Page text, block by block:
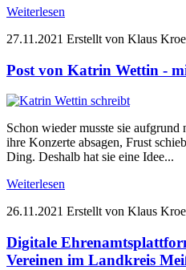
Weiterlesen
27.11.2021 Erstellt von Klaus
Post von Katrin Wettin -
Schon wieder musste sie aufgrund
ihre Konzerte absagen, Frust
Ding. Deshalb hat sie eine Idee...
Weiterlesen
26.11.2021 Erstellt von Klaus
Digitale
Vereinen im Landkreis